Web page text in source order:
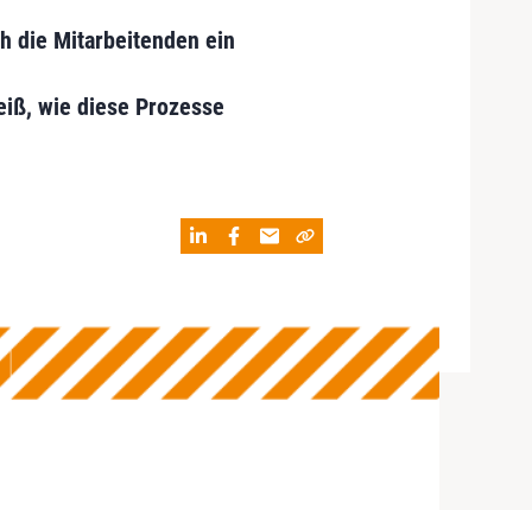
die Mitarbeitenden ein
wie diese Prozesse